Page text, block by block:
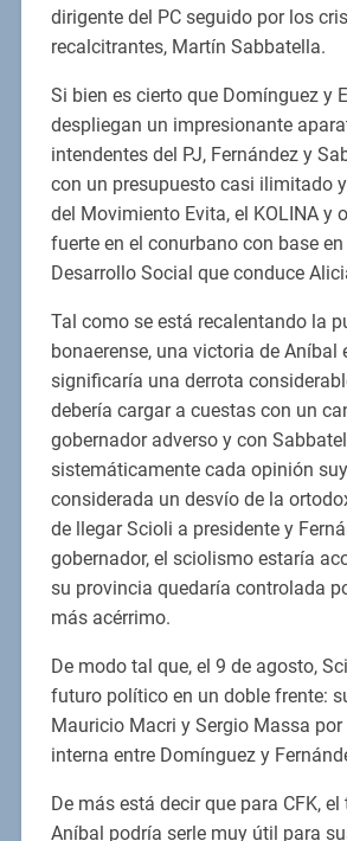
dirigente del PC seguido por los
recalcitrantes, Martín Sabbatella.
Si bien es cierto que Domínguez y
despliegan un impresionante
intendentes del PJ, Fernández y
con un presupuesto casi ilimitado
del Movimiento Evita, el KOLINA y
fuerte en el conurbano con base
Desarrollo Social que conduce
Tal como se está recalentando la
bonaerense, una victoria de Aníbal
significaría una derrota
debería cargar a cuestas con un
gobernador adverso y con
sistemáticamente cada opinión
considerada un desvío de la
de llegar Scioli a presidente y
gobernador, el sciolismo estaría
su provincia quedaría controlada
más acérrimo.
De modo tal que, el 9 de agosto,
futuro político en un doble frente:
Mauricio Macri y Sergio Massa
interna entre Domínguez y
De más está decir que para CFK,
Aníbal podría serle muy útil para